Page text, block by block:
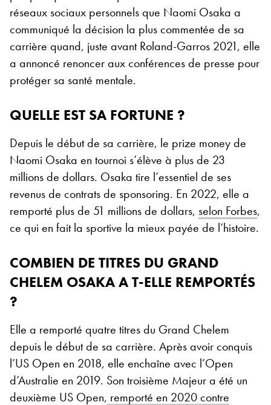
réseaux sociaux personnels que Naomi Osaka a
communiqué la décision la plus commentée de sa
carrière quand, juste avant Roland-Garros 2021, elle
a annoncé renoncer aux conférences de presse pour
protéger sa santé mentale.
QUELLE EST SA FORTUNE ?
Depuis le début de sa carrière, le prize money de
Naomi Osaka en tournoi s’élève à plus de 23
millions de dollars. Osaka tire l’essentiel de ses
revenus de contrats de sponsoring. En 2022, elle a
remporté plus de 51 millions de dollars, selon Forbes,
ce qui en fait la sportive la mieux payée de l’histoire.
COMBIEN DE TITRES DU GRAND
CHELEM OSAKA A T-ELLE REMPORTÉS
?
Elle a remporté quatre titres du Grand Chelem
depuis le début de sa carrière. Après avoir conquis
l’US Open en 2018, elle enchaîne avec l’Open
d’Australie en 2019. Son troisième Majeur a été un
deuxième US Open, remporté en 2020 contre